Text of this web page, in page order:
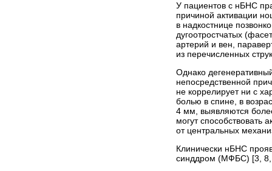
У пациентов с нБНС
причиной активации
в надкостнице
дугоотростчатых
артерий и вен,
из перечисленных
Однако
непосредственной
не коррелирует ни с
болью в спине, в
4 мм, выявляются
могут способствовать
от центральных
Клинически нБНС
синддром (МФБС) [3,